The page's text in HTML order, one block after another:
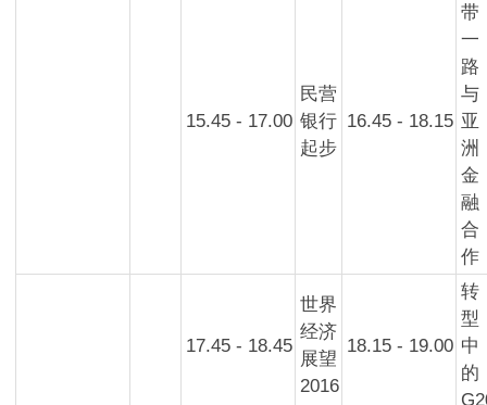
15.45 - 17.00
民营
银行
起步
16.45 - 18.15
带
一
路
与
亚
洲
金
融
合
作
17.45 - 18.45
世界
经济
展望
2016
18.15 - 19.00
转
型
中
的